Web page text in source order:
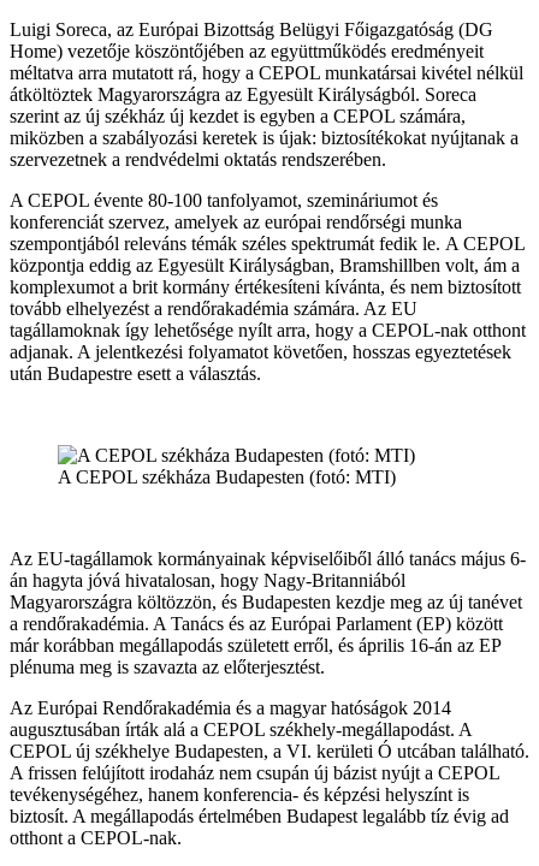
Luigi Soreca, az Európai Bizottság Belügyi Főigazgatóság (DG
Home) vezetője köszöntőjében az együttműködés eredményeit
méltatva arra mutatott rá, hogy a CEPOL munkatársai kivétel nélkül
átköltöztek Magyarországra az Egyesült Királyságból. Soreca
szerint az új székház új kezdet is egyben a CEPOL számára,
miközben a szabályozási keretek is újak: biztosítékokat nyújtanak a
szervezetnek a rendvédelmi oktatás rendszerében.
A CEPOL évente 80-100 tanfolyamot, szemináriumot és
konferenciát szervez, amelyek az európai rendőrségi munka
szempontjából releváns témák széles spektrumát fedik le. A CEPOL
központja eddig az Egyesült Királyságban, Bramshillben volt, ám a
komplexumot a brit kormány értékesíteni kívánta, és nem biztosított
tovább elhelyezést a rendőrakadémia számára. Az EU
tagállamoknak így lehetősége nyílt arra, hogy a CEPOL-nak otthont
adjanak. A jelentkezési folyamatot követően, hosszas egyeztetések
után Budapestre esett a választás.
A CEPOL székháza Budapesten (fotó: MTI)
Az EU-tagállamok kormányainak képviselőiből álló tanács május 6-
án hagyta jóvá hivatalosan, hogy Nagy-Britanniából
Magyarországra költözzön, és Budapesten kezdje meg az új tanévet
a rendőrakadémia. A Tanács és az Európai Parlament (EP) között
már korábban megállapodás született erről, és április 16-án az EP
plénuma meg is szavazta az előterjesztést.
Az Európai Rendőrakadémia és a magyar hatóságok 2014
augusztusában írták alá a CEPOL székhely-megállapodást. A
CEPOL új székhelye Budapesten, a VI. kerületi Ó utcában található.
A frissen felújított irodaház nem csupán új bázist nyújt a CEPOL
tevékenységéhez, hanem konferencia- és képzési helyszínt is
biztosít. A megállapodás értelmében Budapest legalább tíz évig ad
otthont a CEPOL-nak.